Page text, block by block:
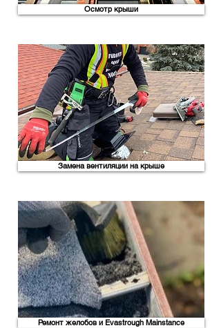
Осмотр крыши
Замена вентиляции на крыше
Ремонт желобов и Evastrough Mainstance